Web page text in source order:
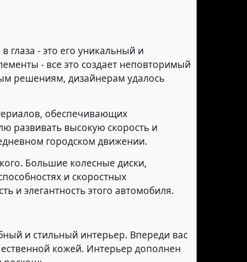
глаза - это его уникальный и
- все это создает неповторимый
решениям, дизайнерам удалось
обеспечивающих
развивать высокую скорость и
городском движении.
Большие колесные диски,
и скоростных
и элегантность этого автомобиля.
и стильный интерьер. Впереди вас
кожей. Интерьер дополнен